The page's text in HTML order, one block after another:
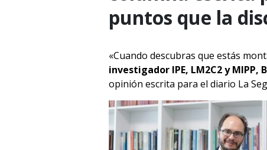
puntos que la
«Cuando descubras que estás
investigador IPE, LM2C2 y MIPP,
opinión escrita para el diario La